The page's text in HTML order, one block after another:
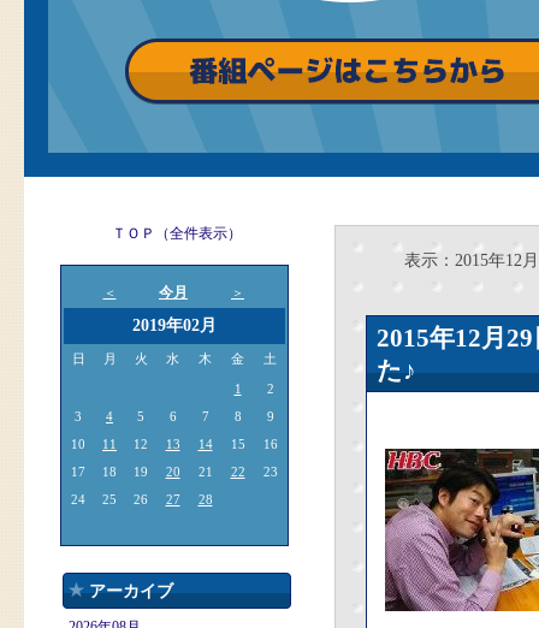
ＴＯＰ（全件表示）
＜ 今月 ＞
2019年02月
日 月 火 水 木 金 土
1
2
3
4 5 6 7 8
9
10
11 12 13 14 15
16
17
18 19 20 21 22
23
24
25 26 27 28
アーカイブ
表示：2015年12月
2015年12
た♪